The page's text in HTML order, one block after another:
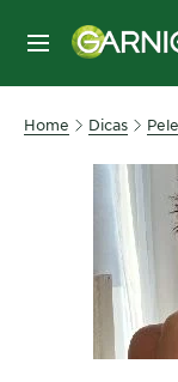
MENU
Home Dicas Pele